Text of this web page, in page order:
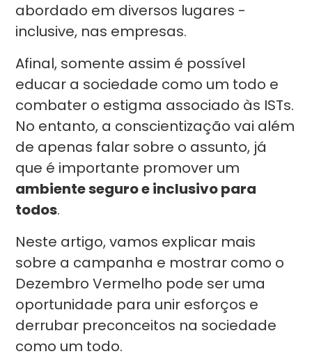
abordado em diversos lugares -
inclusive, nas empresas.
Afinal, somente assim é possível
educar a sociedade como um todo e
combater o estigma associado às ISTs.
No entanto, a conscientização vai além
de apenas falar sobre o assunto, já
que é importante promover um
ambiente seguro e inclusivo para
todos.
Neste artigo, vamos explicar mais
sobre a campanha e mostrar como o
Dezembro Vermelho pode ser uma
oportunidade para unir esforços e
derrubar preconceitos na sociedade
como um todo.